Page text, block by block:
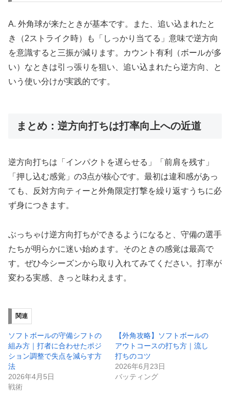
A. 外角球が来たときが基本です。また、追い込まれたと
き（2ストライク時）も「しっかり当てる」意味で逆方向
を意識すると三振が減ります。カウント有利（ボールが多
い）なときは引っ張りを狙い、追い込まれたら逆方向、と
いう使い分けが実践的です。
まとめ：逆方向打ちは打率向上への近道
逆方向打ちは「インパクトを遅らせる」「前肩を残す」
「押し込む感覚」の3点が核心です。最初は違和感があっ
ても、反対方向ティーと外角限定打撃を繰り返すうちに必
ず身につきます。
ぶっちゃけ逆方向打ちができるようになると、守備の選手
たちが明らかに迷い始めます。そのときの感覚は最高で
す。ぜひ今シーズンから取り入れてみてください。打率が
変わる実感、きっと味わえます。
関連
ソフトボールの守備シフトの
組み方｜打者に合わせたポジ
ション調整で失点を減らす方
法
2026年4月5日
戦術
【外角攻略】ソフトボールの
アウトコースの打ち方｜流し
打ちのコツ
2026年6月23日
バッティング